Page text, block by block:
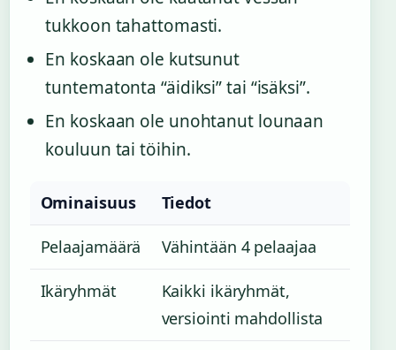
tukkoon tahattomasti.
En koskaan ole kutsunut
tuntematonta “äidiksi” tai “isäksi”.
En koskaan ole unohtanut lounaan
kouluun tai töihin.
Ominaisuus Tiedot
Pelaajamäärä Vähintään 4 pelaajaa
Ikäryhmät
Kaikki ikäryhmät,
versiointi mahdollista